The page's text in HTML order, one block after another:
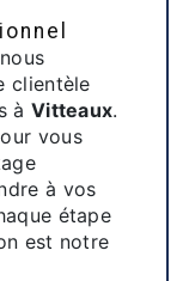
clientèle
à Vitteaux.
vous
à vos
étape
est notre